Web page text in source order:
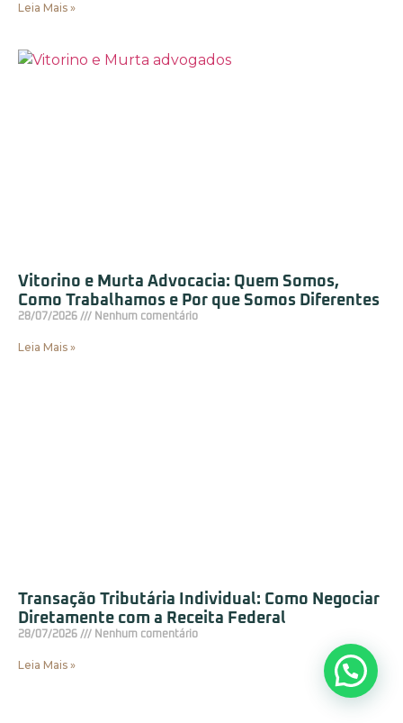
Leia Mais »
Vitorino e Murta Advocacia: Quem Somos,
Como Trabalhamos e Por que Somos Diferentes
28/07/2026 Nenhum comentário
Leia Mais »
Transação Tributária Individual: Como Negociar
Diretamente com a Receita Federal
28/07/2026 Nenhum comentário
Leia Mais »